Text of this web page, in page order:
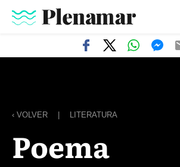
‹ VOLVER LITERATURA
Poema